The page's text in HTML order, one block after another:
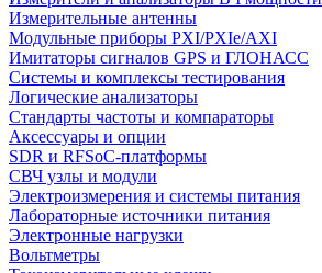
Измерительные антенны
Модульные приборы PXI/PXIe/AXI
Имитаторы сигналов GPS и ГЛОНАСС
Системы и комплексы тестирования
Логические анализаторы
Стандарты частоты и компараторы
Аксессуары и опции
SDR и RFSoC‑платформы
СВЧ узлы и модули
Электроизмерения и системы питания
Лабораторные источники питания
Электронные нагрузки
Вольтметры